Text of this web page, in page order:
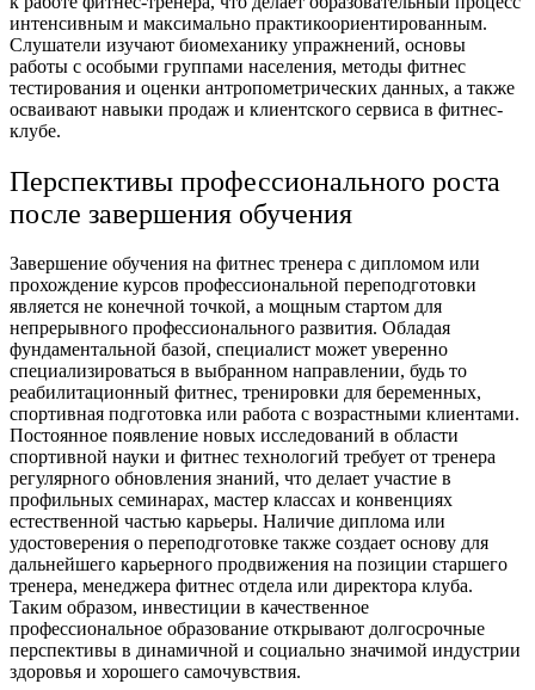
интенсивным и максимально практикоориентированным.
Слушатели изучают биомеханику упражнений, основы
работы с особыми группами населения, методы фитнес
тестирования и оценки антропометрических данных, а также
осваивают навыки продаж и клиентского сервиса в фитнес-
клубе.
Перспективы профессионального роста
после завершения обучения
Завершение обучения на фитнес тренера с дипломом или
прохождение курсов профессиональной переподготовки
является не конечной точкой, а мощным стартом для
непрерывного профессионального развития. Обладая
фундаментальной базой, специалист может уверенно
специализироваться в выбранном направлении, будь то
реабилитационный фитнес, тренировки для беременных,
спортивная подготовка или работа с возрастными клиентами.
Постоянное появление новых исследований в области
спортивной науки и фитнес технологий требует от тренера
регулярного обновления знаний, что делает участие в
профильных семинарах, мастер классах и конвенциях
естественной частью карьеры. Наличие диплома или
удостоверения о переподготовке также создает основу для
дальнейшего карьерного продвижения на позиции старшего
тренера, менеджера фитнес отдела или директора клуба.
Таким образом, инвестиции в качественное
профессиональное образование открывают долгосрочные
перспективы в динамичной и социально значимой индустрии
здоровья и хорошего самочувствия.